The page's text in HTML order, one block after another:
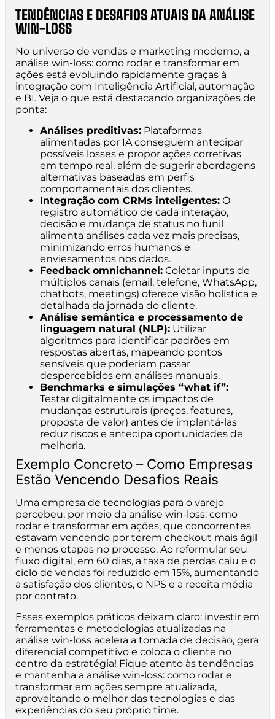
TENDÊNCIAS E DESAFIOS ATUAIS DA ANÁLISE
WIN-LOSS
No universo de vendas e marketing moderno, a
análise win-loss: como rodar e transformar em
ações está evoluindo rapidamente graças à
integração com Inteligência Artificial, automação
e BI. Veja o que está destacando organizações de
ponta:
Análises preditivas: Plataformas
alimentadas por IA conseguem antecipar
possíveis losses e propor ações corretivas
em tempo real, além de sugerir abordagens
alternativas baseadas em perfis
comportamentais dos clientes.
Integração com CRMs inteligentes: O
registro automático de cada interação,
decisão e mudança de status no funil
alimenta análises cada vez mais precisas,
minimizando erros humanos e
enviesamentos nos dados.
Feedback omnichannel: Coletar inputs de
múltiplos canais (email, telefone, WhatsApp,
chatbots, meetings) oferece visão holística e
detalhada da jornada do cliente.
Análise semântica e processamento de
linguagem natural (NLP): Utilizar
algoritmos para identificar padrões em
respostas abertas, mapeando pontos
sensíveis que poderiam passar
despercebidos em análises manuais.
Benchmarks e simulações “what if”:
Testar digitalmente os impactos de
mudanças estruturais (preços, features,
proposta de valor) antes de implantá-las
reduz riscos e antecipa oportunidades de
melhoria.
Exemplo Concreto – Como Empresas
Estão Vencendo Desafios Reais
Uma empresa de tecnologias para o varejo
percebeu, por meio da análise win-loss: como
rodar e transformar em ações, que concorrentes
estavam vencendo por terem checkout mais ágil
e menos etapas no processo. Ao reformular seu
fluxo digital, em 60 dias, a taxa de perdas caiu e o
ciclo de vendas foi reduzido em 15%, aumentando
a satisfação dos clientes, o NPS e a receita média
por contrato.
Esses exemplos práticos deixam claro: investir em
ferramentas e metodologias atualizadas na
análise win-loss acelera a tomada de decisão, gera
diferencial competitivo e coloca o cliente no
centro da estratégia! Fique atento às tendências
e mantenha a análise win-loss: como rodar e
transformar em ações sempre atualizada,
aproveitando o melhor das tecnologias e das
experiências do seu próprio time.